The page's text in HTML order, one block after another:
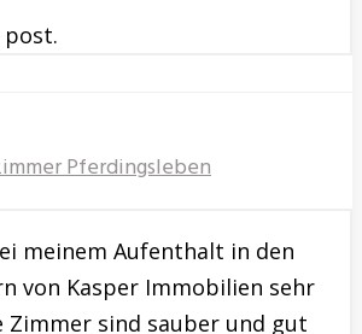
Pferdingsleben
meinem Aufenthalt in den
von Kasper Immobilien sehr
Zimmer sind sauber und gut